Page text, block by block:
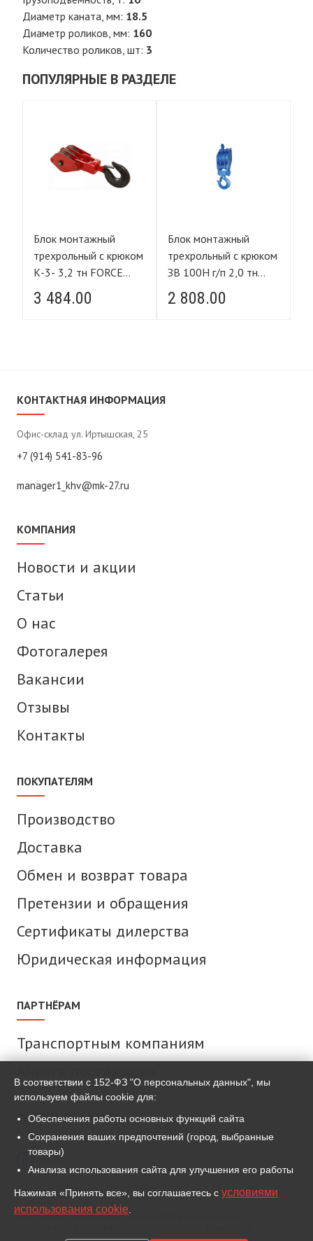
Диаметр каната, мм: 18.5
Диаметр роликов, мм: 160
Количество роликов, шт: 3
ПОПУЛЯРНЫЕ В РАЗДЕЛЕ
Блок монтажный
трехрольный с крюком
К-3- 3,2 тн FORCE
LIFTING
3 484.00
Блок монтажный
трехрольный с крюком
ЗВ 100Н г/п 2,0 тн
FORCE LIFTING
2 808.00
КОНТАКТНАЯ ИНФОРМАЦИЯ
Офис-склад ул. Иртышская, 25
+7 (914) 541-83-96
manager1_khv@mk-27.ru
КОМПАНИЯ
Новости и акции
Статьи
О нас
Фотогалерея
Вакансии
Отзывы
Контакты
ПОКУПАТЕЛЯМ
Производство
Доставка
Обмен и возврат товара
Претензии и обращения
Сертификаты дилерства
Юридическая информация
ПАРТНЁРАМ
Транспортным компаниям
СВЯЗАТЬСЯ С НАМИ
MAX
ВКонтакте
Для связи используем мессенджер MAX и иные сервисы,
В соответствии с 152-ФЗ "О персональных данных", мы
используем файлы cookie для:
Обеспечения работы основных функций сайта
Сохранения ваших предпочтений (город, выбранные
товары)
Анализа использования сайта для улучшения его работы
Нажимая «Принять все», вы соглашаетесь с условиями
использования cookie